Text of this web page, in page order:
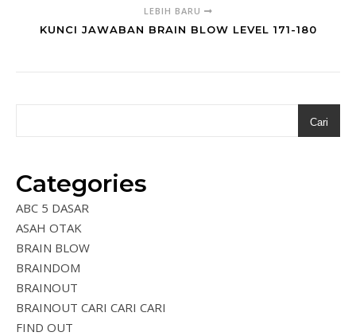
LEBIH BARU
KUNCI JAWABAN BRAIN BLOW LEVEL 171-180
Cari
Categories
ABC 5 DASAR
ASAH OTAK
BRAIN BLOW
BRAINDOM
BRAINOUT
BRAINOUT CARI CARI CARI
FIND OUT